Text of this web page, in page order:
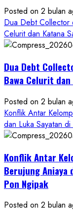
Posted on 2 bulan
Dua Debt Collector
Celurit dan Katana
Dua Debt
Bawa Celurit
Posted on 2 bulan
Konflik Antar
dan Luka Sayatan
Konflik Antar
Berujung Aniaya
Pon Ngipak
Posted on 2 bulan